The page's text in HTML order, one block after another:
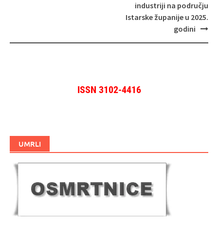
industriji na području
Istarske županije u 2025.
godini
ISSN 3102-4416
UMRLI